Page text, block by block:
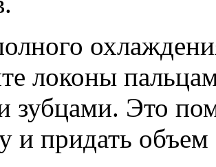
локоны
зубцами. Это
и придать